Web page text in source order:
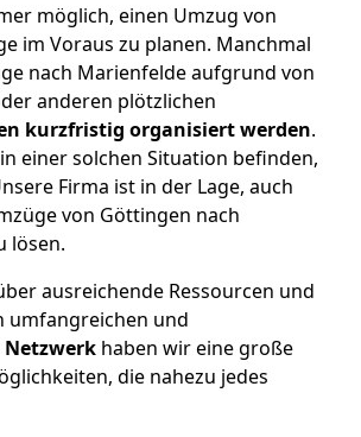
möglich, einen Umzug von
im Voraus zu planen. Manchmal
nach Marienfelde aufgrund von
anderen plötzlichen
kurzfristig organisiert werden.
einer solchen Situation befinden,
Firma ist in der Lage, auch
von Göttingen nach
lösen.
ausreichende Ressourcen und
umfangreichen und
haben wir eine große
die nahezu jedes